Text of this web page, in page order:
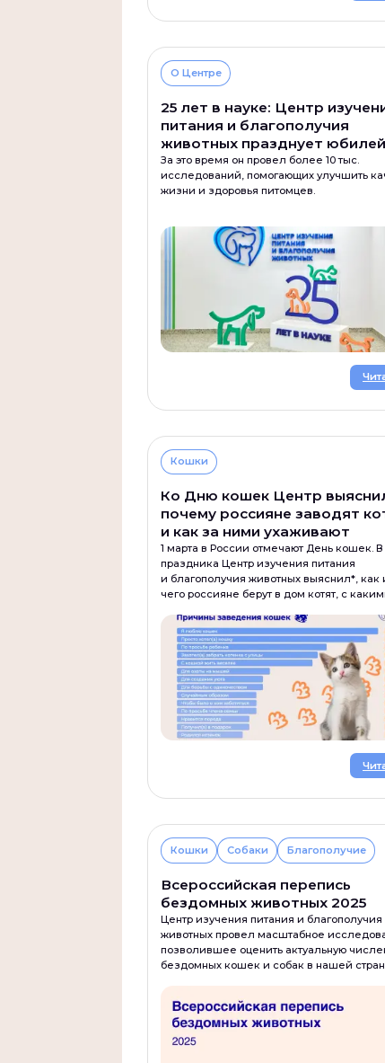
О Центре
25 лет в науке: Центр
питания и благополучия
животных празднует юбилей
За это время он провел более 10 тыс.
исследований, помогающих улучшить
жизни и здоровья питомцев.
Кошки
Ко Дню кошек Центр
почему россияне заводят
и как за ними ухаживают
1 марта в России отмечают День кошек. В
праздника Центр изучения питания
и благополучия животных выяснил*, как
чего россияне берут в дом котят, с
о благополучии и чем кормят своих
Кошки Собаки Благополучие
Всероссийская перепись
бездомных животных 2025
Центр изучения питания и благополучия
животных провел масштабное
позволившее оценить актуальную
бездомных кошек и собак в нашей